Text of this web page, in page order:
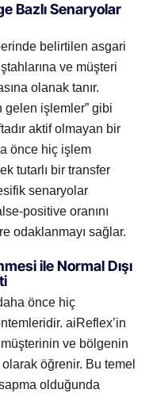
Bazlı Senaryolar
belirtilen asgari
ve müşteri
olanak tanır.
gelen işlemler” gibi
aktif olmayan bir
önce hiç işlem
tutarlı bir transfer
senaryolar
positive oranını
odaklanmayı sağlar.
ile Normal Dışı
önce hiç
aiReflex’in
ve bölgenin
olarak öğrenir. Bu temel
olduğunda